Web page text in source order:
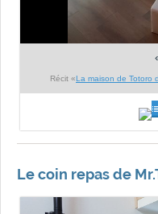
Récit «La maison de Totoro
Le coin repas de